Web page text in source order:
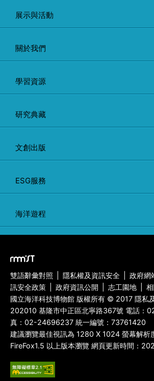
展示與活動
關於我們
學習資源
研究典藏
文創出版
ESG服務
海洋遊程
雙語辭彙對照 隱私權及資訊安全 政府網
訊安全政策
政府資訊公開 志工園地
國立海洋科技博物館 版權所有 © 2017 隱私
202010 基隆市中正區北寧路367號 電話：
真： 02-24696237 統一編號：73761420
建議瀏覽最佳視訊為 1280 X 1024 螢幕解析
FireFox1.5 以上版本瀏覽 網頁更新時間：